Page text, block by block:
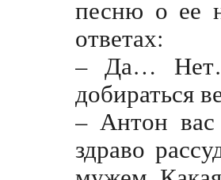
песню о ее
ответах:
– Да…
добираться
– Антон
здраво